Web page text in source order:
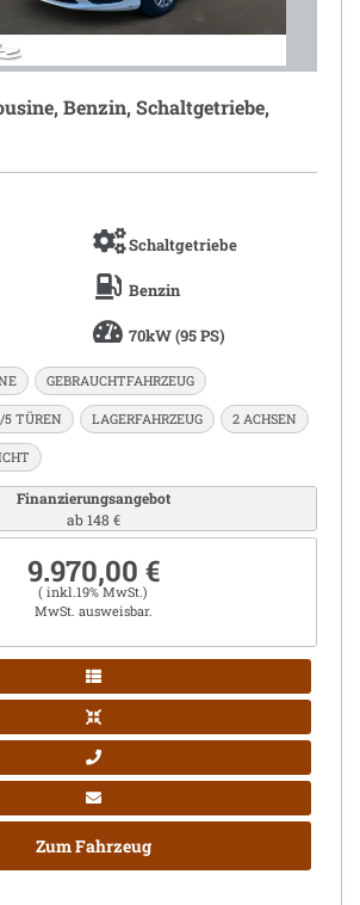
Benzin, Schaltgetriebe,
Schaltgetriebe
Benzin
70kW (95 PS)
GEBRAUCHTFAHRZEUG
5 TÜREN LAGERFAHRZEUG 2 ACHSEN
Finanzierungsangebot
ab 148 €
9.970,00 €
( inkl.19% MwSt.)
MwSt. ausweisbar.
Zum Fahrzeug